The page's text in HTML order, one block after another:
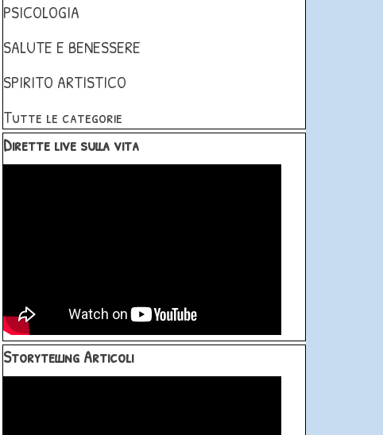
PSICOLOGIA
SALUTE E BENESSERE
SPIRITO ARTISTICO
Tutte le categorie
Salta blocco Dirette live sulla vita
Dirette live sulla vita
Salta blocco Storytelling Articoli
Storytelling Articoli